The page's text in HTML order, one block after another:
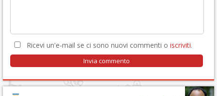
Ricevi un'e-mail se ci sono nuovi commenti o iscriviti.